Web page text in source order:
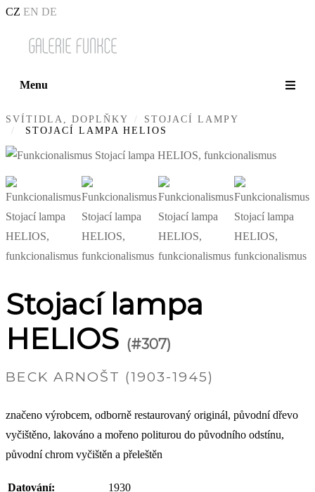
CZ EN DE
Menu
SVÍTIDLA, DOPLŇKY
STOJACÍ LAMPY
STOJACÍ LAMPA HELIOS
Stojací lampa
HELIOS (#307)
BECK ARNOŠT (1903-1945)
značeno výrobcem, odborně restaurovaný originál, původní dřevo
vyčištěno, lakováno a mořeno politurou do původního odstínu,
původní chrom vyčištěn a přeleštěn
Datování:
1930